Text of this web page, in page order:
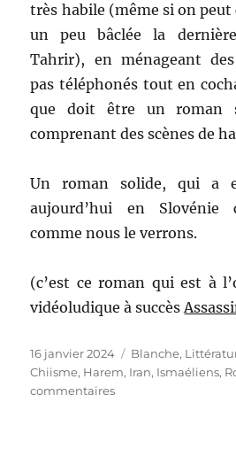
très habile (même si on
un peu bâclée la
Tahrir), en ménageant
pas téléphonés tout en
que doit être un roman
comprenant des scènes de
Un roman solide, qui a
aujourd’hui en
comme nous le verrons.
(c’est ce roman qui est à
vidéoludique à succès
Publié
le
16 janvier 2024 Catégories
Blanche,
Chiisme, Harem, Iran, Ismaéliens,
commentaires